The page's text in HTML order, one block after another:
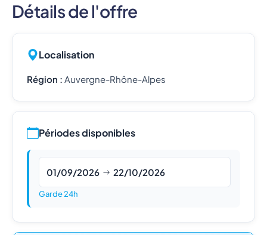
Détails de l'offre
Localisation
Région : Auvergne-Rhône-Alpes
Périodes disponibles
01/09/2026 22/10/2026
Garde 24h